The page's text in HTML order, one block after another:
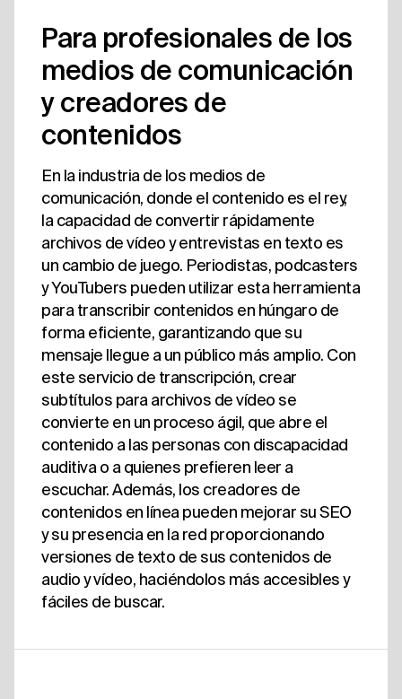
Para profesionales de los
medios de comunicación
y creadores de
contenidos
En la industria de los medios de
comunicación, donde el contenido es el rey,
la capacidad de convertir rápidamente
archivos de vídeo y entrevistas en texto es
un cambio de juego. Periodistas, podcasters
y YouTubers pueden utilizar esta herramienta
para transcribir contenidos en húngaro de
forma eficiente, garantizando que su
mensaje llegue a un público más amplio. Con
este servicio de transcripción, crear
subtítulos para archivos de vídeo se
convierte en un proceso ágil, que abre el
contenido a las personas con discapacidad
auditiva o a quienes prefieren leer a
escuchar. Además, los creadores de
contenidos en línea pueden mejorar su SEO
y su presencia en la red proporcionando
versiones de texto de sus contenidos de
audio y vídeo, haciéndolos más accesibles y
fáciles de buscar.